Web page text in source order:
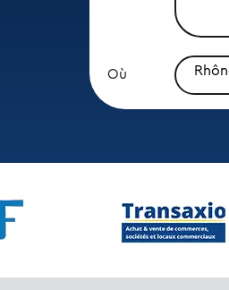
Où